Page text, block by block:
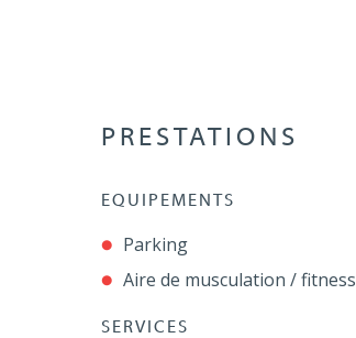
PRESTATIONS
EQUIPEMENTS
Parking
Aire de musculation / fitness
SERVICES